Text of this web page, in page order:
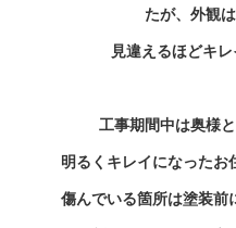
たが、外観
見違えるほどキ
工事期間中は奥様
明るくキレイになったお
傷んでいる箇所は塗装